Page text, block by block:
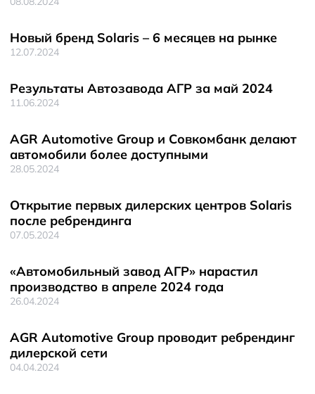
Новый бренд Solaris – 6 месяцев на рынке
12.07.2024
Результаты Автозавода АГР за май 2024
11.06.2024
AGR Automotive Group и Совкомбанк делают
автомобили более доступными
28.05.2024
Открытие первых дилерских центров Solaris
после ребрендинга
07.05.2024
«Автомобильный завод АГР» нарастил
производство в апреле 2024 года
26.04.2024
AGR Automotive Group проводит ребрендинг
дилерской сети
04.04.2024